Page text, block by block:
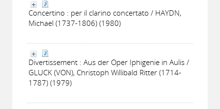
Concertino : per il clarino concertato / HAYDN,
Michael (1737-1806) (1980)
Divertissement : Aus der Oper Iphigenie in Aulis /
GLUCK (VON), Christoph Willibald Ritter (1714-
1787) (1979)